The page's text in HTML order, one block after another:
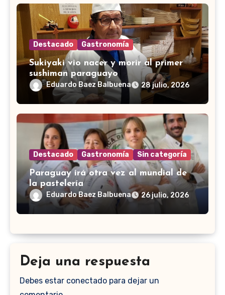
Destacado Gastronomía
Sukiyaki vio nacer y morir al primer
sushiman paraguayo
Eduardo Baez Balbuena 28 julio, 2026
Destacado Gastronomía Sin categoría
Paraguay irá otra vez al mundial de
la pastelería
Eduardo Baez Balbuena 26 julio, 2026
Deja una respuesta
Debes estar conectado para dejar un